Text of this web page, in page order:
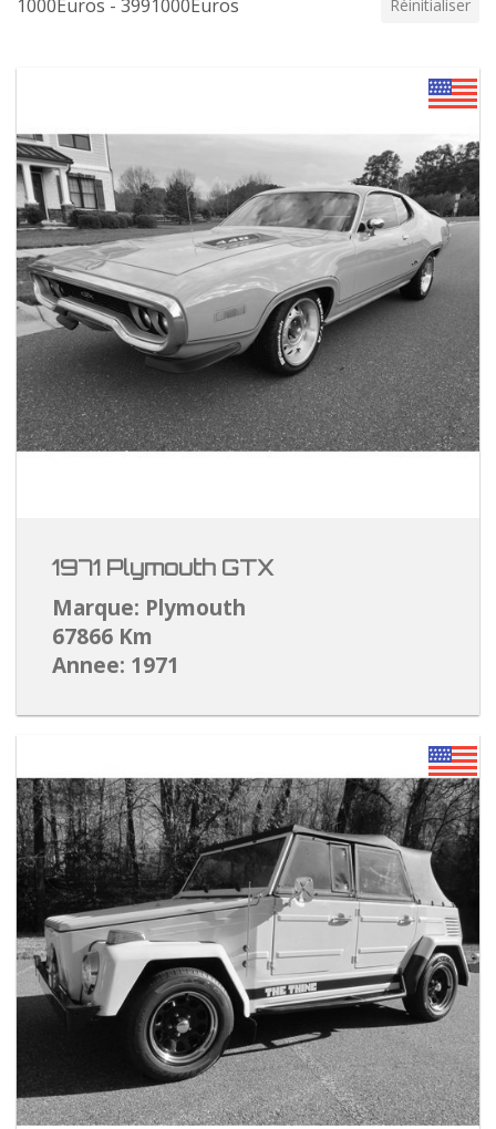
1000Euros - 3991000Euros Réinitialiser
1971 Plymouth GTX
Marque: Plymouth
67866 Km
Annee: 1971